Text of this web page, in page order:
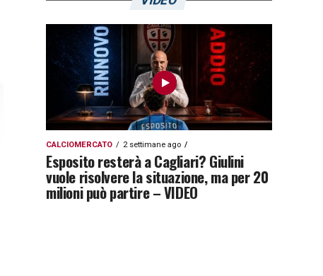
CALCIOMERCATO 2 settimane ago
Esposito resterà a Cagliari? Giulini
vuole risolvere la situazione, ma per 20
milioni può partire – VIDEO